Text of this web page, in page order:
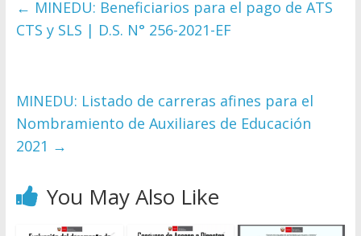
← MINEDU: Beneficiarios para el pago de ATS
CTS y SLS | D.S. N° 256-2021-EF
MINEDU: Listado de carreras afines para el
Nombramiento de Auxiliares de Educación
2021 →
You May Also Like